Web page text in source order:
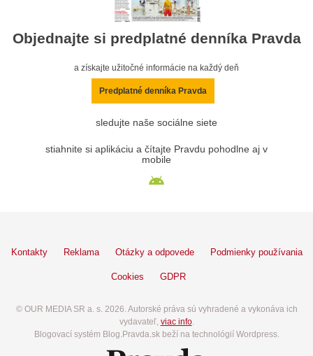
Objednajte si predplatné denníka Pravda
a získajte užitočné informácie na každý deň
Predplatné denníka Pravda
sledujte naše sociálne siete
stiahnite si aplikáciu a čítajte Pravdu pohodlne aj v
mobile
Kontakty Reklama Otázky a odpovede Podmienky používania
Cookies GDPR
© OUR MEDIA SR a. s. 2026. Autorské práva sú vyhradené a vykonáva ich
vydavateľ, viac info.
Blogovací systém Blog.Pravda.sk beží na technológií Wordpress.